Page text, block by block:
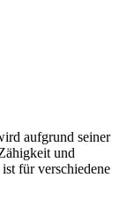
aufgrund seiner
und
für verschiedene